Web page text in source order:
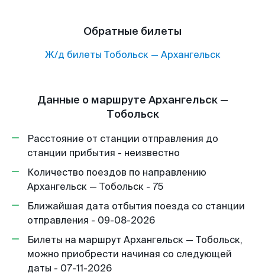
Обратные билеты
Ж/д билеты Тобольск— Архангельск
Данные о маршруте Архангельск —
Тобольск
Расстояние от станции отправления до
станции прибытия - неизвестно
Количество поездов по направлению
Архангельск — Тобольск - 75
Ближайшая дата отбытия поезда со станции
отправления - 09-08-2026
Билеты на маршрут Архангельск — Тобольск,
можно приобрести начиная со следующей
даты - 07-11-2026